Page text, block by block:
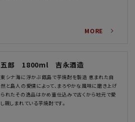
MORE
五郎 1800ml 吉永酒造
東シナ海に浮かぶ甑島で芋焼酎を製造 恵まれた自
然と島人の愛情によって、まろやかな風味に磨き上げ
られたその逸品はかめ壷仕込みで古くから地元で愛
し親しまれている芋焼酎です。